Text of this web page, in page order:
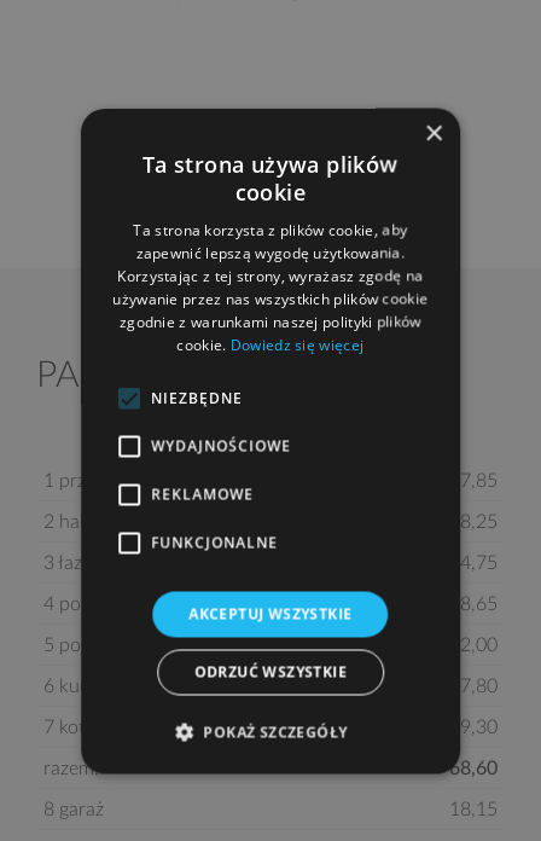
PARTER
1 przedsionek 7,85
2 hall z komunikacją 8,25
3 łazienka 4,75
4 pokój 8,65
5 pokój dzienny z jadalnią 22,00
6 kuchnia 7,80
7 kotłownia 9,30
razem: 68,60
8 garaż 18,15
×
Ta strona używa plików
cookie
Ta strona korzysta z plików cookie, aby
zapewnić lepszą wygodę użytkowania.
Korzystając z tej strony, wyrażasz zgodę na
używanie przez nas wszystkich plików cookie
zgodnie z warunkami naszej polityki plików
cookie. Dowiedz się więcej
NIEZBĘDNE
WYDAJNOŚCIOWE
REKLAMOWE
FUNKCJONALNE
AKCEPTUJ WSZYSTKIE
ODRZUĆ WSZYSTKIE
POKAŻ SZCZEGÓŁY